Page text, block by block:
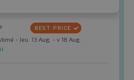
- Jeu. 13 Aug. - v 18 Aug.